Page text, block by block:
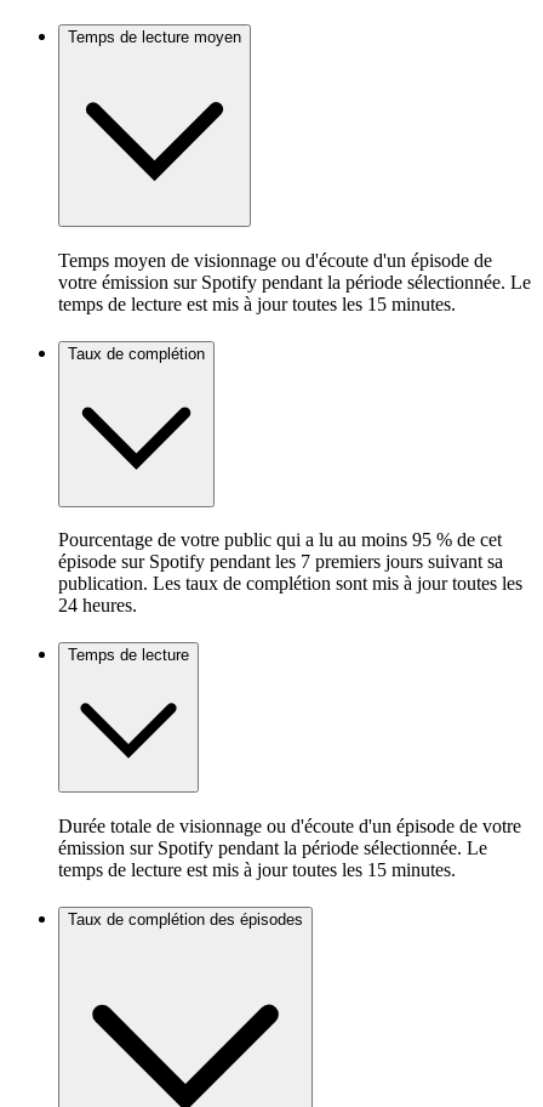
Temps de lecture moyen
Temps moyen de visionnage ou d'écoute d'un épisode de
votre émission sur Spotify pendant la période sélectionnée. Le
temps de lecture est mis à jour toutes les 15 minutes.
Taux de complétion
Pourcentage de votre public qui a lu au moins 95 % de cet
épisode sur Spotify pendant les 7 premiers jours suivant sa
publication. Les taux de complétion sont mis à jour toutes les
24 heures.
Temps de lecture
Durée totale de visionnage ou d'écoute d'un épisode de votre
émission sur Spotify pendant la période sélectionnée. Le
temps de lecture est mis à jour toutes les 15 minutes.
Taux de complétion des épisodes